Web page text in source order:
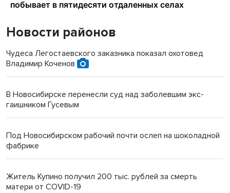
Новости районов
Чудеса Легостаевского заказника показал охотовед
Владимир Коченов
В Новосибирске перенесли суд над заболевшим экс-
гаишником Гусевым
Под Новосибирском рабочий почти ослеп на шоколадной
фабрике
Житель Купино получил 200 тыс. рублей за смерть
матери от COVID-19